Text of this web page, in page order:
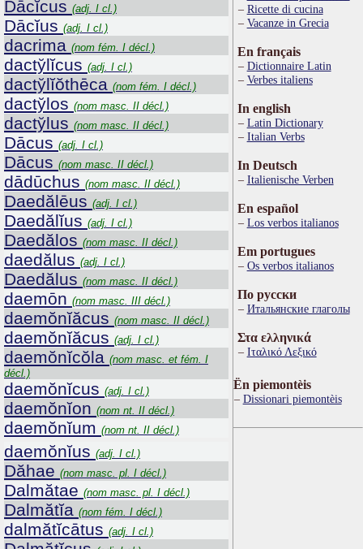
Dācĭcus (adj. I cl.)
Dācĭus (adj. I cl.)
dacrima (nom fém. I décl.)
dacty̆lĭcus (adj. I cl.)
dacty̆lĭŏthēca (nom fém. I décl.)
dacty̆los (nom masc. II décl.)
dacty̆lus (nom masc. II décl.)
Dācus (adj. I cl.)
Dācus (nom masc. II décl.)
dādūchus (nom masc. II décl.)
Daedălēus (adj. I cl.)
Daedălĭus (adj. I cl.)
Daedălos (nom masc. II décl.)
daedălus (adj. I cl.)
Daedălus (nom masc. II décl.)
daemōn (nom masc. III décl.)
daemŏnĭăcus (nom masc. II décl.)
daemŏnĭăcus (adj. I cl.)
daemŏnĭcŏla (nom masc. et fém. I
décl.)
daemŏnĭcus (adj. I cl.)
daemŏnĭon (nom nt. II décl.)
daemŏnĭum (nom nt. II décl.)
daemŏnĭus (adj. I cl.)
Dăhae (nom masc. pl. I décl.)
Dalmătae (nom masc. pl. I décl.)
Dalmătĭa (nom fém. I décl.)
dalmătĭcātus (adj. I cl.)
Ricette di cucina
Vacanze in Grecia
En français
Dictionnaire Latin
Verbes italiens
In english
Latin Dictionary
Italian Verbs
In Deutsch
Italienische Verben
En español
Los verbos italianos
Em portugues
Os verbos italianos
По русски
Итальянские глаголы
Στα ελληνικά
Ιταλικό Λεξικό
Ën piemontèis
Dissionari piemontèis